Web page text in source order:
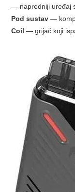
— napredniji uređaj
Pod sustav —
Coil — grijač koji